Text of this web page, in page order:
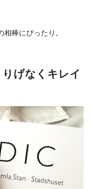
棒にぴったり。
げなくキレイ